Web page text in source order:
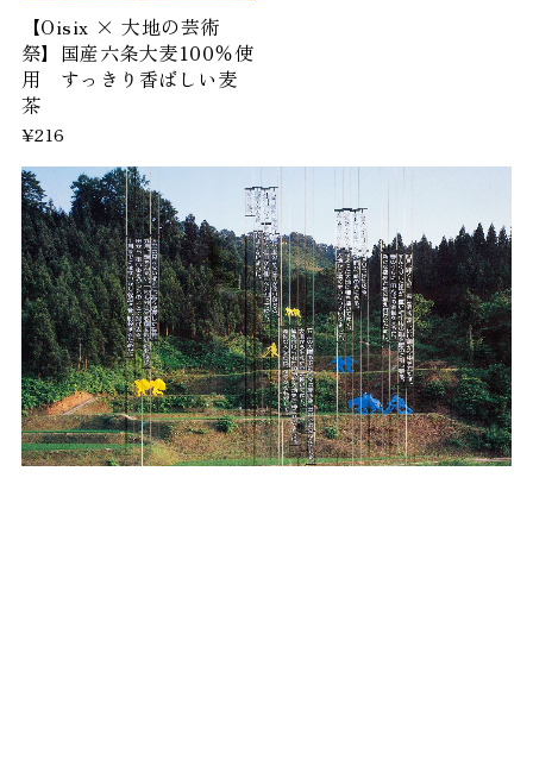
【Oisix × 大地の芸術
祭】国産六条大麦100％使
用 すっきり香ばしい麦
茶
¥216